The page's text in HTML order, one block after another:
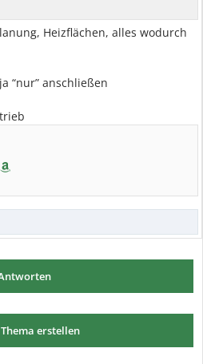
Heizflächen, alles wodurch
“nur” anschließen
erstellen